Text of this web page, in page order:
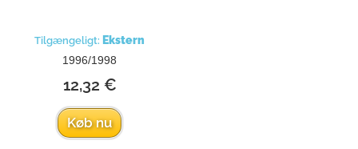
Tilgængeligt: Ekstern
1996/1998
12,32 €
Køb nu